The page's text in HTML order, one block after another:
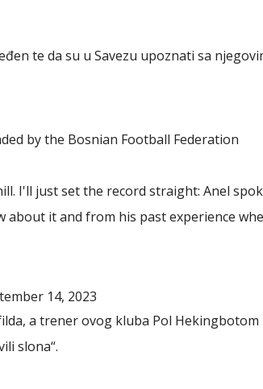
te da su u Savezu upoznati sa
by the Bosnian Football Federation
I'll just set the record straight: Anel
about it and from his past experience
14, 2023
a trener ovog kluba Pol Hekingbotom
slona“.